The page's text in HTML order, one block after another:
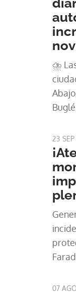
⛈
Buglé. ⛈ En los primeros meses de este año, se
23
07